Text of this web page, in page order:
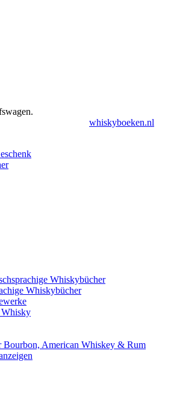
Whiskybücher
Whiskybücher
Bourbon, American Whiskey & Rum